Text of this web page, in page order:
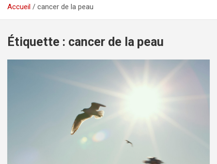
Accueil cancer de la peau
Étiquette : cancer de la peau